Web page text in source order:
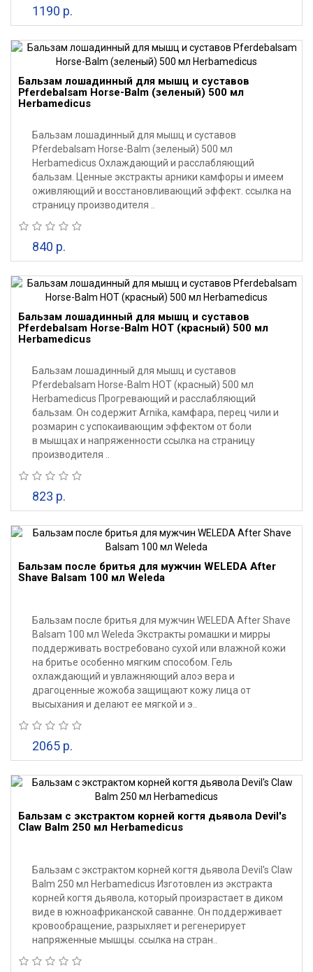
1190 р.
Бальзам лошадинный для мышц и суставов
Pferdebalsam Horse-Balm (зеленый) 500 мл
Herbamedicus
Бальзам лошадинный для мышц и суставов
Pferdebalsam Horse-Balm (зеленый) 500 мл
Herbamedicus Охлаждающий и расслабляющий
бальзам. Ценные экстракты арники камфоры и имеем
оживляющий и восстановливающий эффект. ссылка на
страницу производителя ..
840 р.
Бальзам лошадинный для мышц и суставов
Pferdebalsam Horse-Balm HOT (красный) 500 мл
Herbamedicus
Бальзам лошадинный для мышц и суставов
Pferdebalsam Horse-Balm HOT (красный) 500 мл
Herbamedicus Прогревающий и расслабляющий
бальзам. Он содержит Arnika, камфара, перец чили и
розмарин с успокаивающим эффектом от боли
в мышцах и напряженности ссылка на страницу
производителя ..
823 р.
Бальзам после бритья для мужчин WELEDA After
Shave Balsam 100 мл Weleda
Бальзам после бритья для мужчин WELEDA After Shave
Balsam 100 мл Weleda Экстракты ромашки и мирры
поддерживать востребовано сухой или влажной кожи
на бритье особенно мягким способом. Гель
охлаждающий и увлажняющий алоэ вера и
драгоценные жожоба защищают кожу лица от
высыхания и делают ее мягкой и э..
2065 р.
Бальзам с экстрактом корней когтя дьявола Devil's
Claw Balm 250 мл Herbamedicus
Бальзам с экстрактом корней когтя дьявола Devil's Claw
Balm 250 мл Herbamedicus Изготовлен из экстракта
корней когтя дьявола, который произрастает в диком
виде в южноафриканской саванне. Он поддерживает
кровообращение, разрыхляет и регенерирует
напряженные мышцы. ссылка на стран..